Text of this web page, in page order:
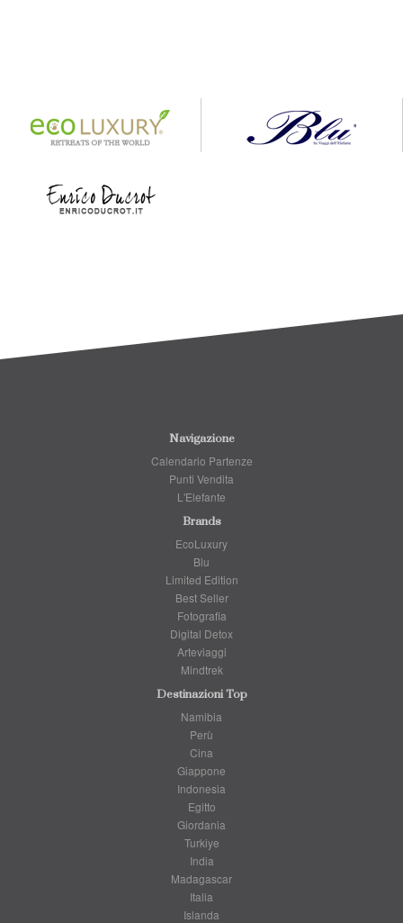
Navigazione
Calendario Partenze
Punti Vendita
L'Elefante
Brands
EcoLuxury
Blu
Limited Edition
Best Seller
Fotografia
Digital Detox
Arteviaggi
Mindtrek
Destinazioni Top
Namibia
Perù
Cina
Giappone
Indonesia
Egitto
Giordania
Turkiye
India
Madagascar
Italia
Islanda